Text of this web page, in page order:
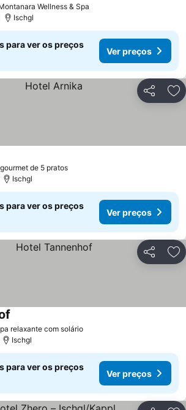
Wellness & Spa
Ischgl
para ver os preços
Ver preços
Partilhar
de 5 pratosVer preços
Ischgl
para ver os preços
Ver preços
Partilhar
relaxante com solárioVer preços
Ischgl
para ver os preços
Ver preços